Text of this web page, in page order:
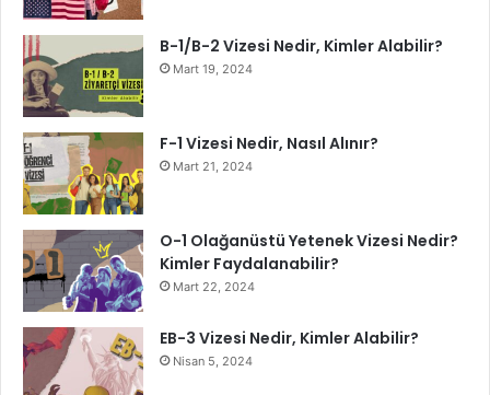
B-1/B-2 Vizesi Nedir, Kimler Alabilir?
Mart 19, 2024
F-1 Vizesi Nedir, Nasıl Alınır?
Mart 21, 2024
O-1 Olağanüstü Yetenek Vizesi Nedir?
Kimler Faydalanabilir?
Mart 22, 2024
EB-3 Vizesi Nedir, Kimler Alabilir?
Nisan 5, 2024